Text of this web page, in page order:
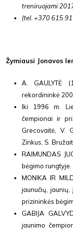
treniruojami
(tel. +370 615
Žymiausi Jonavos
A. GAULYTĖ
rekordininkė
Iki 1996 m.
čempionai ir
Grecovaitė, V.
Zinkus, S.
RAIMUNDAS
bėgimo rungtyje.
MONIKA IR
jaunučių,
prizininkės
GABIJA
jaunimo